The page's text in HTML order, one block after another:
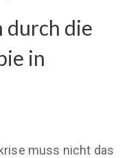
durch die
in
muss nicht das